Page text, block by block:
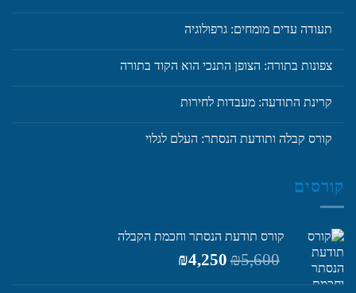
תעודה עדים מומחים: גרפולוגיה
צפונות בתורה: הצופן התנכי הוא הקוד בתורה
קרינת התודעה: מעבדות לחירות
קורס קבלה ותודעת הנסתר: העלם לגלוי
קורסים
קורס תודעת הנסתר וחכמת הקבלה
₪5,600
המחיר
₪4,250